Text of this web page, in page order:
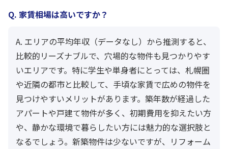
Q. 家賃相場は高いですか？
A. エリアの平均年収（データなし）から推測すると、
比較的リーズナブルで、穴場的な物件も見つかりやす
いエリアです。特に学生や単身者にとっては、札幌圏
や近隣の都市と比較して、手頃な家賃で広めの物件を
見つけやすいメリットがあります。築年数が経過した
アパートや戸建て物件が多く、初期費用を抑えたい方
や、静かな環境で暮らしたい方には魅力的な選択肢と
なるでしょう。新築物件は少ないですが、リフォーム